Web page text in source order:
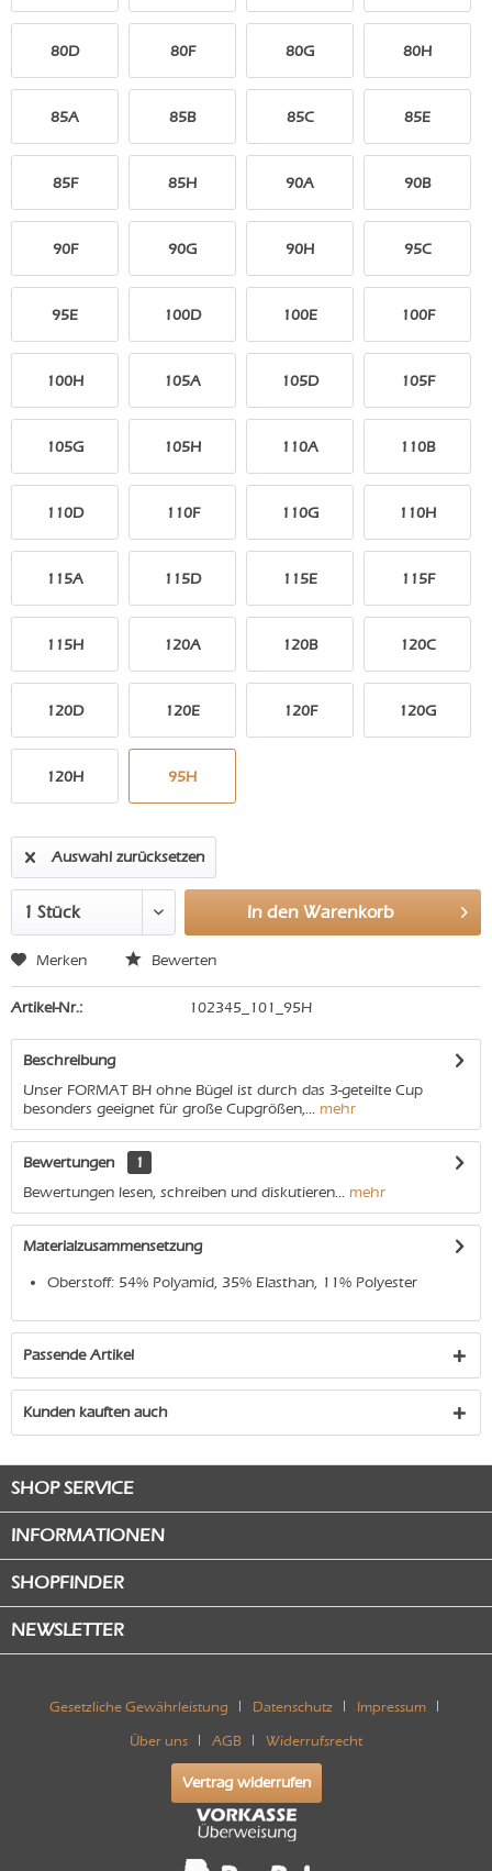
80D 80F 80G 80H
85A 85B 85C 85E
85F 85H 90A 90B
90F 90G 90H 95C
95E 100D 100E 100F
100H 105A 105D 105F
105G 105H 110A 110B
110D 110F 110G 110H
115A 115D 115E 115F
115H 120A 120B 120C
120D 120E 120F 120G
120H 95H
Auswahl zurücksetzen
In den Warenkorb
Merken Bewerten
Artikel-Nr.: 102345_101_95H
Beschreibung
Unser FORMAT BH ohne Bügel ist durch das 3-geteilte Cup
besonders geeignet für große Cupgrößen,... mehr
Bewertungen
1
Bewertungen lesen, schreiben und diskutieren... mehr
Materialzusammensetzung
Oberstoff: 54% Polyamid, 35% Elasthan, 11% Polyester
Passende Artikel
Kunden kauften auch
SHOP SERVICE
INFORMATIONEN
SHOPFINDER
NEWSLETTER
Gesetzliche Gewährleistung Datenschutz Impressum
Über uns AGB Widerrufsrecht
Vertrag widerrufen